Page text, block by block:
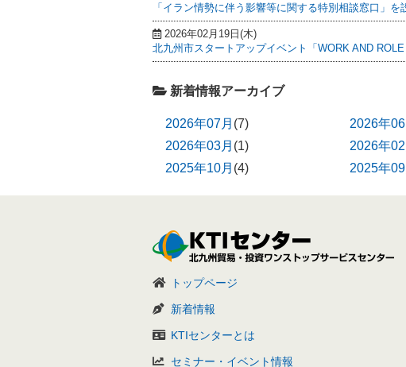
「イラン情勢に伴う影響等に関する特別相談窓口」を
2026年02月19日(木)
北九州市スタートアップイベント「WORK AND ROLE
新着情報アーカイブ
2026年07月 (7) 2026年06
2026年03月 (1) 2026年02
2025年10月 (4) 2025年09
トップページ
新着情報
KTIセンターとは
セミナー・イベント情報